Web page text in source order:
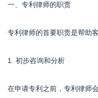
一、专利律师的职责
专利律师的首要职责是帮助
1. 初步咨询和分析
在申请专利之前，专利律师